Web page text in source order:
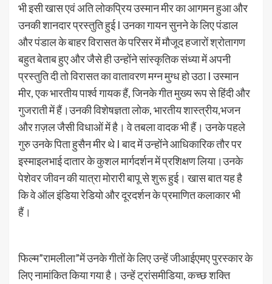
भी इसी खास एवं अति लोकप्रिय उस्मान मीर का आगमन हुआ और
उनकी शानदार प्रस्तुति हुई I उनका गायन सुनने के लिए पंडाल
और पंडाल के बाहर विरासत के परिसर में मौजूद हजारों श्रोतागण
बहुत बेताब हुए और जैसे ही उन्होंने सांस्कृतिक संध्या में अपनी
प्रस्तुति दी तो विरासत का वातावरण मग्न मुग्ध हो उठा I उस्मान
मीर, एक भारतीय पार्श्व गायक हैं, जिनके गीत मुख्य रूप से हिंदी और
गुजराती में हैं।उनकी विशेषज्ञता लोक, भारतीय शास्त्रीय,भजन
और ग़ज़ल जैसी विधाओं में है। वे तबला वादक भी हैं। उनके पहले
गुरु उनके पिता हुसैन मीर थे I बाद में उन्होंने आधिकारिक तौर पर
इस्माइलभाई दातार के कुशल मार्गदर्शन में प्रशिक्षण लिया।उनके
पेशेवर जीवन की यात्रा मोरारी बापू से शुरू हुई। खास बात यह है
कि वे ऑल इंडिया रेडियो और दूरदर्शन के प्रमाणित कलाकार भी
हैं।
फिल्म”रामलीला”में उनके गीतों के लिए उन्हें जीआईएमए पुरस्कार के
लिए नामांकित किया गया है। उन्हें ट्रांसमीडिया, कच्छ शक्ति